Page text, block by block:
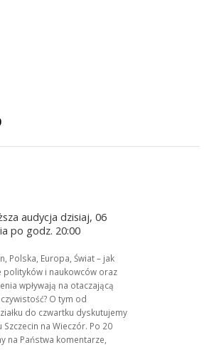
audycja dzisiaj, 06
po godz. 20:00
Polska, Europa, Świat – jak
polityków i naukowców oraz
wpływają na otaczającą
O tym od
do czwartku dyskutujemy
Szczecin na Wieczór. Po 20
na Państwa komentarze,